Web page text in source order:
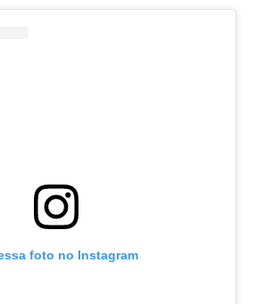
foto no Instagram